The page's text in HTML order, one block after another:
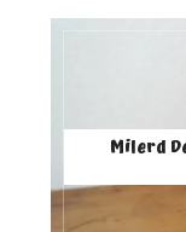
Milerd